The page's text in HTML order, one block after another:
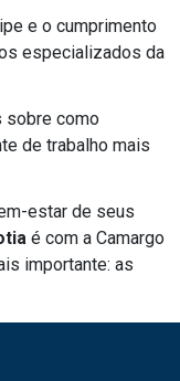
e o cumprimento
especializados da
sobre como
de trabalho mais
estar de seus
é com a Camargo
importante: as